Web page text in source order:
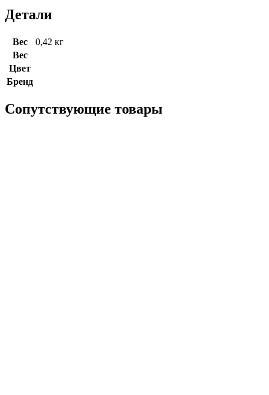
Детали
Вес
0,42 кг
Вес
Цвет
Бренд
Сопутствующие товары